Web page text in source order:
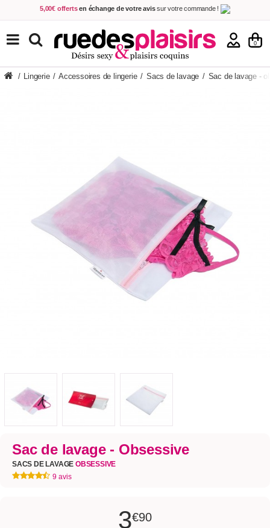
5,00€ offerts en échange de votre avissur votre commande !
Achetez aujourd'hui. Décidez quand payer !
Livraison en 48h
au prix de 2,90 € ! (Offerte dès 69,00€ d'achat)
0
TOUS NOS PRODUITS
/ Lingerie / Accessoires de lingerie / Sacs de lavage / Sac de lavage -
Sac de lavage - Obsessive
SACS DE LAVAGEOBSESSIVE
9 avis
3€90